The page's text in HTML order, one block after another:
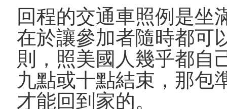
回程的交通車照例是坐
在於讓參加者隨時都可
則，照美國人幾乎都自
九點或十點結束，那包
才能回到家的。